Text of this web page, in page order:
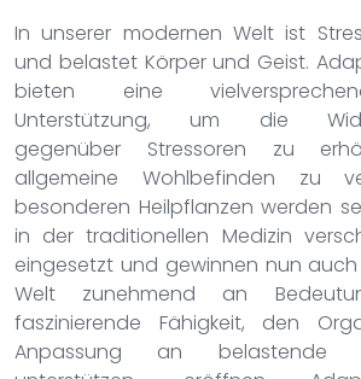
In unserer modernen Welt ist
und belastet Körper und Geist.
bieten eine
Unterstützung, um die
gegenüber Stressoren zu
allgemeine Wohlbefinden zu
besonderen Heilpflanzen werden
in der traditionellen Medizin
eingesetzt und gewinnen nun
Welt zunehmend an
faszinierende Fähigkeit, den
Anpassung an belastende